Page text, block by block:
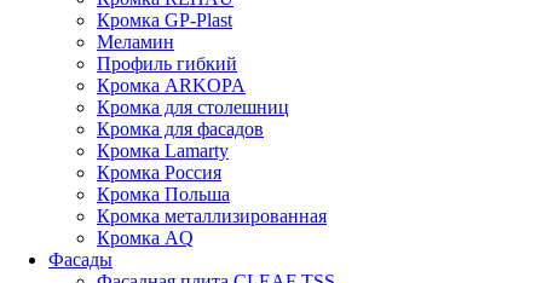
Кромка GP-Plast
Меламин
Профиль гибкий
Кромка ARKOPA
Кромка для столешниц
Кромка для фасадов
Кромка Lamarty
Кромка Россия
Кромка Польша
Кромка металлизированная
Кромка AQ
Фасады